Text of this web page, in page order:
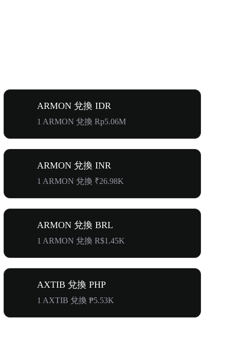
ARMON 兌換 IDR
1 ARMON 兌換 Rp5.06M
ARMON 兌換 INR
1 ARMON 兌換 ₹26.98K
ARMON 兌換 BRL
1 ARMON 兌換 R$1.45K
AXTIB 兌換 PHP
1 AXTIB 兌換 ₱5.53K